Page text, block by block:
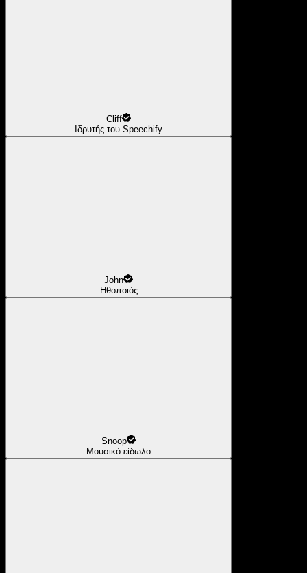
Cliff
Ιδρυτής του Speechify
John
Ηθοποιός
Snoop
Μουσικό είδωλο